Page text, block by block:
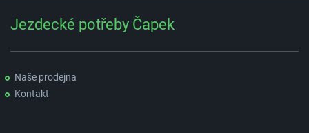
Jezdecké potřeby Čapek
Naše prodejna
Kontakt